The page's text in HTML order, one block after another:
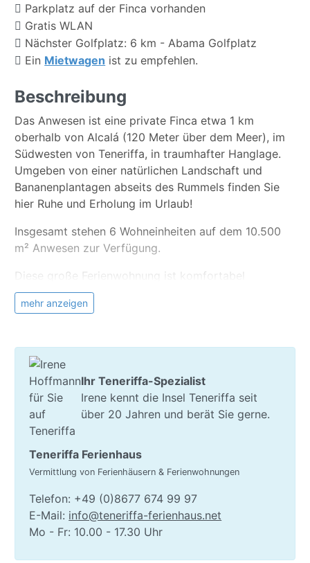
Parkplatz auf der Finca vorhanden
Gratis WLAN
Nächster Golfplatz: 6 km - Abama Golfplatz
Ein Mietwagen ist zu empfehlen.
Beschreibung
Das Anwesen ist eine private Finca etwa 1 km
oberhalb von Alcalá (120 Meter über dem Meer), im
Südwesten von Teneriffa, in traumhafter Hanglage.
Umgeben von einer natürlichen Landschaft und
Bananenplantagen abseits des Rummels finden Sie
hier Ruhe und Erholung im Urlaub!
Insgesamt stehen 6 Wohneinheiten auf dem 10.500
m² Anwesen zur Verfügung.
Diese große Ferienwohnung ist komfortabel
ausgestattet und verfügt über einen großen
Wohnraum mit SAT-TV für deutsche Programme,
Arbeitsinsel, Ofen, großem Kühlschrank,
Geschirrspüler, Kaffeemaschine uvm.
Das Schlafzimmer ist mit einem Doppelbett (180 x
200) und geschmackvoller, hochwertiger Bettwäsche
ausgestattet. Im Duschbad mit WC, Bidet, Bidet sind
auch Bade- und Handtüchern sowie Bademänteln.
Von der überdachten und möblierten Terrasse haben
Sie einen wunderschönen Blick aufs Meer und die
Umgebung.
Die Finca bietet seinen Gästen einen beheizten Pool,
eine Finca eigenen 60 m² großen Sandstrand
mehr anzeigen
Ihr Teneriffa-Spezialist
Irene kennt die Insel Teneriffa seit
über 20 Jahren und berät Sie gerne.
Teneriffa Ferienhaus
Vermittlung von Ferienhäusern & Ferienwohnungen
Telefon: +49 (0)8677 674 99 97
E-Mail: info@teneriffa-ferienhaus.net
Mo - Fr: 10.00 - 17.30 Uhr